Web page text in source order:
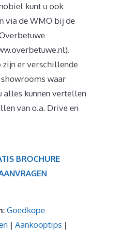
kunt u ook
via de WMO bij de
zijn er verschillende
waar
alles kunnen vertellen
van o.a. Drive en
BROCHURE
Goedkope
| Aankooptips |